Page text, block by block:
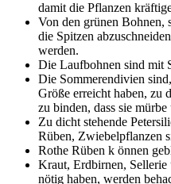
damit die Pflanzen
Von den grünen Bohnen,
die Spitzen
werden.
Die Laufbohnen sind mit
Die Sommerendivien
Größe erreicht haben, zu
zu binden, dass sie
Zu dicht stehende
Rüben, Zwiebelpflanzen
Rothe Rüben k önnen
Kraut, Erdbirnen, Sellerie
nötig haben, werden